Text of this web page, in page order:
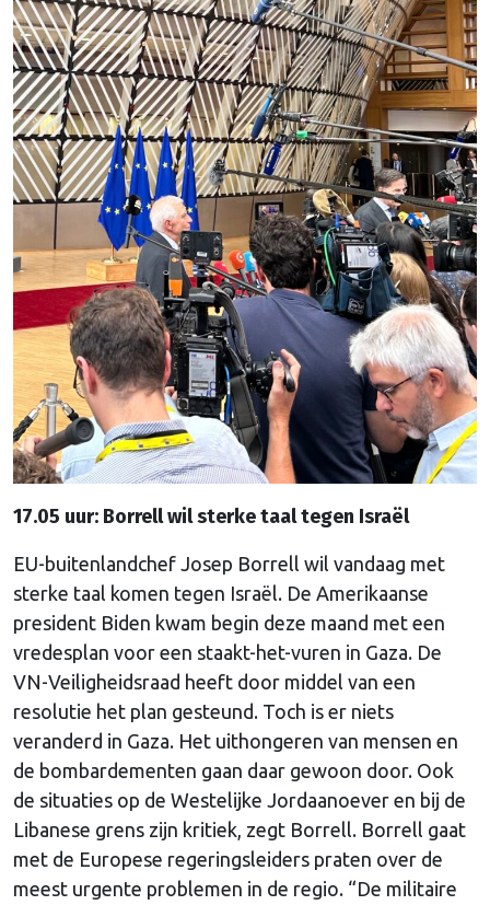
17.05 uur: Borrell wil sterke taal tegen Israël
EU-buitenlandchef Josep Borrell wil vandaag met
sterke taal komen tegen Israël. De Amerikaanse
president Biden kwam begin deze maand met een
vredesplan voor een staakt-het-vuren in Gaza. De
VN-Veiligheidsraad heeft door middel van een
resolutie het plan gesteund. Toch is er niets
veranderd in Gaza. Het uithongeren van mensen en
de bombardementen gaan daar gewoon door. Ook
de situaties op de Westelijke Jordaanoever en bij de
Libanese grens zijn kritiek, zegt Borrell. Borrell gaat
met de Europese regeringsleiders praten over de
meest urgente problemen in de regio. “De militaire